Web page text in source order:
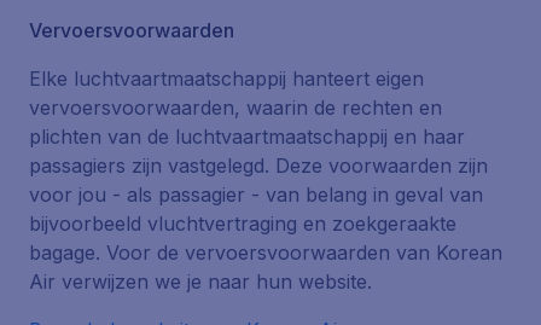
Vervoersvoorwaarden
Elke luchtvaartmaatschappij hanteert eigen
vervoersvoorwaarden, waarin de rechten en
plichten van de luchtvaartmaatschappij en haar
passagiers zijn vastgelegd. Deze voorwaarden zijn
voor jou - als passagier - van belang in geval van
bijvoorbeeld vluchtvertraging en zoekgeraakte
bagage. Voor de vervoersvoorwaarden van Korean
Air verwijzen we je naar hun website.